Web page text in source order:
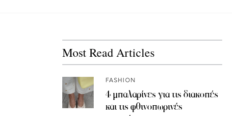
Most Read Articles
FASHION
4 μπαλαρίνες για τις διακοπές
και τις φθινοπωρινές